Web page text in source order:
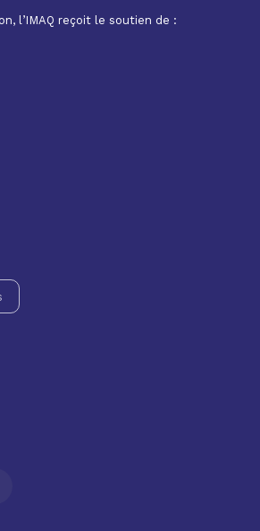
l’IMAQ reçoit le soutien de :